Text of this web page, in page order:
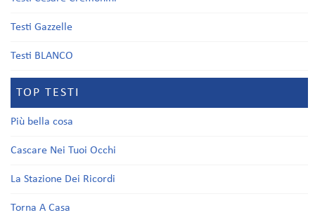
Testi Gazzelle
Testi BLANCO
TOP TESTI
Più bella cosa
Cascare Nei Tuoi Occhi
La Stazione Dei Ricordi
Torna A Casa